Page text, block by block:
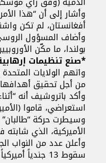
وأشار إلى أن “هذا
أفغانستان، لم تكن
وأضاف المسؤول
بولندا، ما مكّن
*صنع تنظيمات
واتهم الولايات
من أجل تحقيق
وأكد باتروشيف أنه
استعراضي، قاموا
وسيطرت حركة “طالبان”
الأميركية، الذي
وأعلن عدد من النواب
سقوط 13 جندياً أميركياً كانوا يقومون بحراسة مطار كابول.